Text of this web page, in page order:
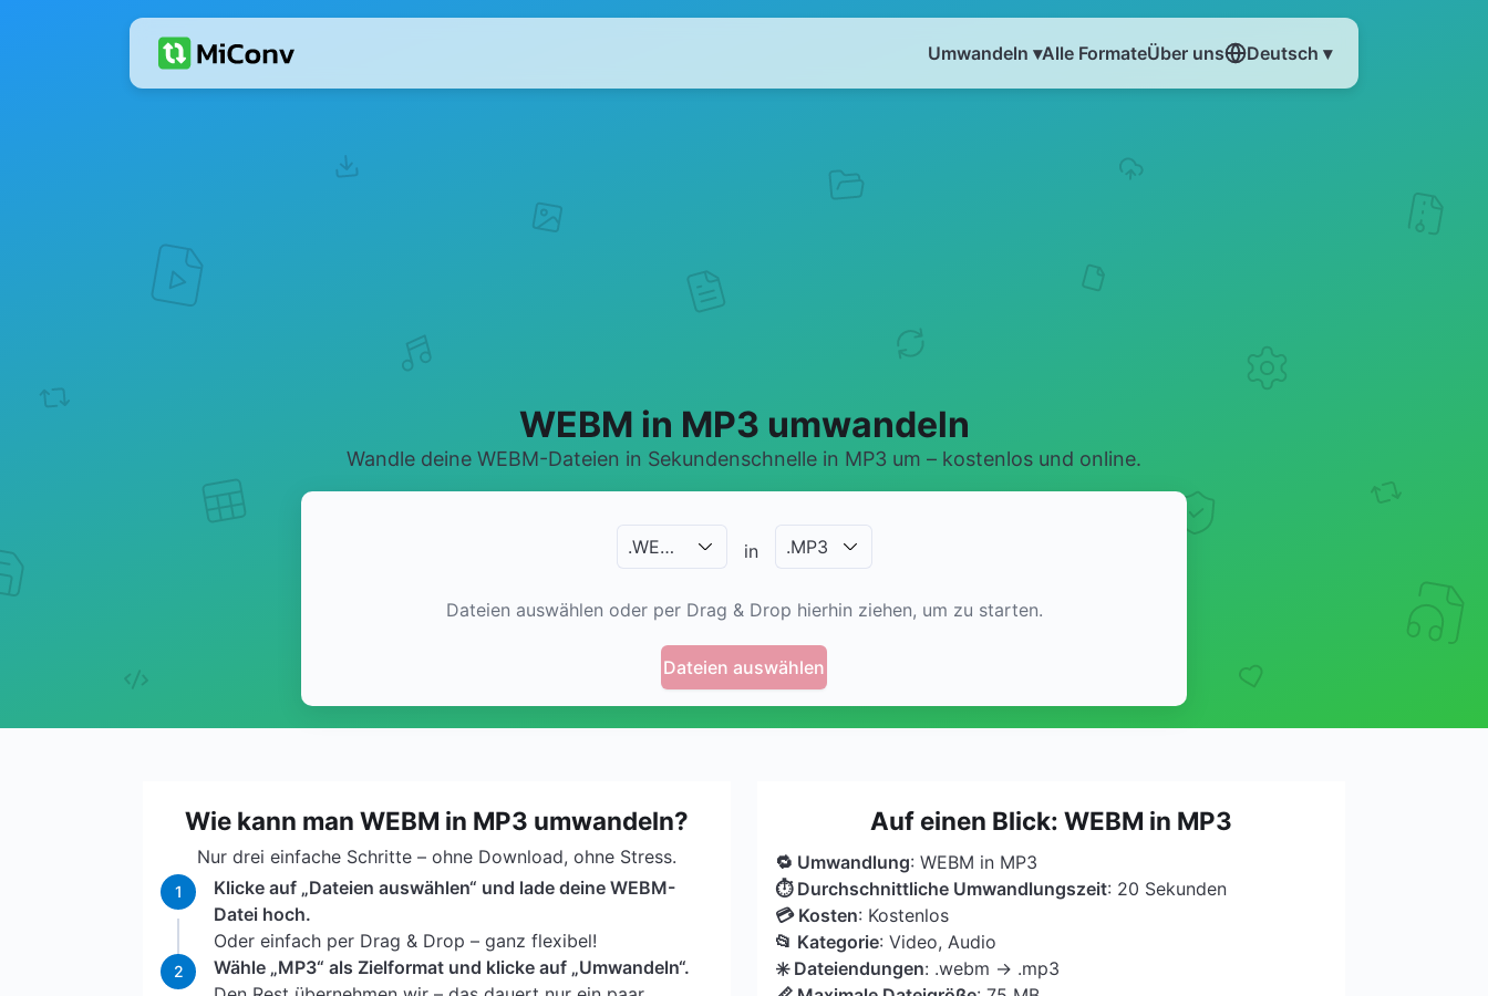
Umwandeln ▾Alle FormateÜber uns Deutsch ▾
WEBM in MP3 umwandeln
Wandle deine WEBM-Dateien in Sekundenschnelle in MP3 um – kostenlos und online.
.WEBM in .MP3
Dateien auswählen oder per Drag & Drop hierhin ziehen, um zu starten.
Dateien auswählen
Wie kann man WEBM in MP3 umwandeln?
Nur drei einfache Schritte – ohne Download, ohne Stress.
1
Klicke auf „Dateien auswählen“ und lade deine WEBM-
Datei hoch.
Oder einfach per Drag & Drop – ganz flexibel!
2
Wähle „MP3“ als Zielformat und klicke auf „Umwandeln“.
Auf einen Blick: WEBM in MP3
🔁 Umwandlung: WEBM in MP3
⏱ Durchschnittliche Umwandlungszeit: 20 Sekunden
💳 Kosten: Kostenlos
📂 Kategorie: Video, Audio
✳️ Dateiendungen: .webm → .mp3